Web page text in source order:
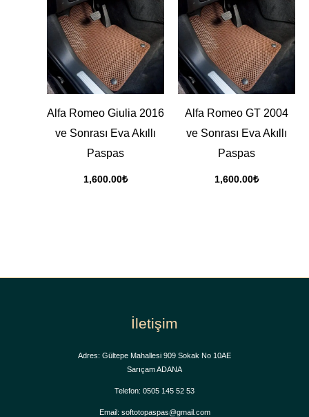
Alfa Romeo Giulia 2016
ve Sonrası Eva Akıllı
Paspas
1,600.00₺
Alfa Romeo GT 2004
ve Sonrası Eva Akıllı
Paspas
1,600.00₺
İletişim
Adres: Gültepe Mahallesi 909 Sokak No 10AE
Sarıçam ADANA
Telefon: 0505 145 52 53
Email: softotopaspas@gmail.com